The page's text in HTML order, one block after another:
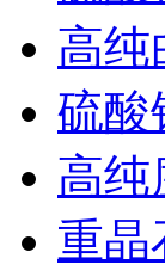
高纯
硫酸
高纯
重晶